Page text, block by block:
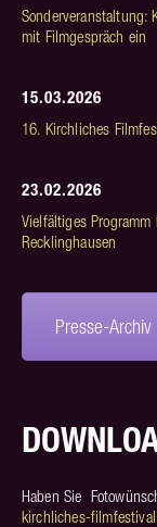
Sonderveranstaltung:
mit Filmgespräch ein
15.03.2026
16. Kirchliches
23.02.2026
Vielfältiges
Recklinghausen
Presse-Archiv
Haben Sie
kirchliches-